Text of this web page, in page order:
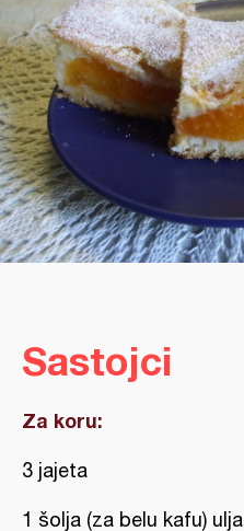
Sastojci
Za koru:
3 jajeta
1 šolja (za belu kafu) ulja